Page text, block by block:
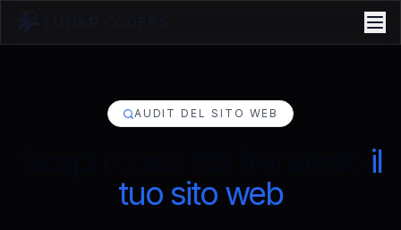
AUDIT DEL SITO WEB
il
tuo sito web